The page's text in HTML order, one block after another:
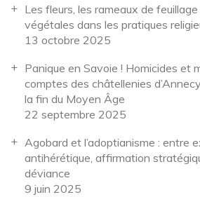
Les fleurs, les rameaux de
végétales dans les pratiques
13 octobre 2025
Panique en Savoie ! Homicides et
comptes des châtellenies
la fin du Moyen Âge
22 septembre 2025
Agobard et l’adoptianisme : entre
antihérétique, affirmation
déviance
9 juin 2025